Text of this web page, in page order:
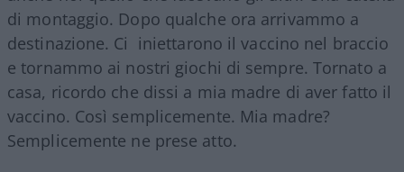
di montaggio. Dopo qualche ora arrivammo a
destinazione. Ci iniettarono il vaccino nel braccio
e tornammo ai nostri giochi di sempre. Tornato a
casa, ricordo che dissi a mia madre di aver fatto il
vaccino. Così semplicemente. Mia madre?
Semplicemente ne prese atto.